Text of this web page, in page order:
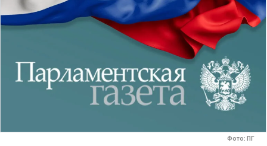
Фото: ПГ